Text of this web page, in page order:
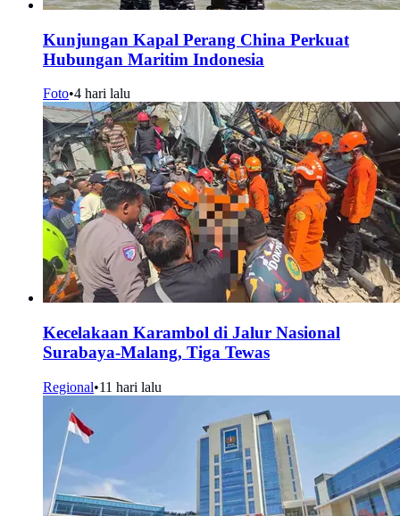
Kunjungan Kapal Perang China Perkuat
Hubungan Maritim Indonesia
Foto•4 hari lalu
Kecelakaan Karambol di Jalur Nasional
Surabaya-Malang, Tiga Tewas
Regional•11 hari lalu